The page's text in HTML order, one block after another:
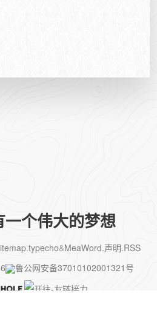
一个伟大的梦想
.typecho&MeaWord.声明.RSS
鲁公网安备37010102001321号